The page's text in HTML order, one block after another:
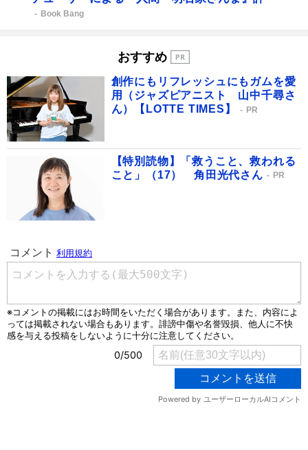
Book Bang
おすすめ
創作にもリフレッシュにもガムを愛
用（ジャズピアニスト 山中千尋さ
ん）【LOTTE TIMES】
PR
【特別読物】「救うこと、救われる
こと」（17） 角田光代さん
PR